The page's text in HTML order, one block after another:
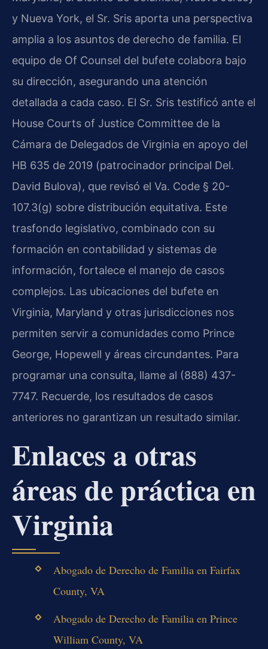
y Nueva York, el Sr. Sris aporta una perspectiva
amplia a los asuntos de derecho de familia. El
equipo de Of Counsel del bufete colabora bajo
su dirección, asegurando una atención
detallada a cada caso. El Sr. Sris testificó ante el
House Courts of Justice Committee de la
Cámara de Delegados de Virginia en apoyo del
HB 635 de 2019 (patrocinador principal Del.
David Bulova), que revisó el Va. Code § 20-
107.3(g) sobre distribución equitativa. Este
trasfondo legislativo, combinado con su
formación en contabilidad y sistemas de
información, fortalece el manejo de casos
complejos. Las ubicaciones del bufete en
Virginia, Maryland y otras jurisdicciones nos
permiten servir a comunidades como Prince
George, Hopewell y áreas circundantes. Para
programar una consulta, llame al (888) 437-
7747. Recuerde, los resultados de casos
anteriores no garantizan un resultado similar.
Enlaces a otras
áreas de práctica en
Virginia
Abogado de Derecho de Familia en Fairfax
County, VA
Abogado de Derecho de Familia en Prince
William County, VA